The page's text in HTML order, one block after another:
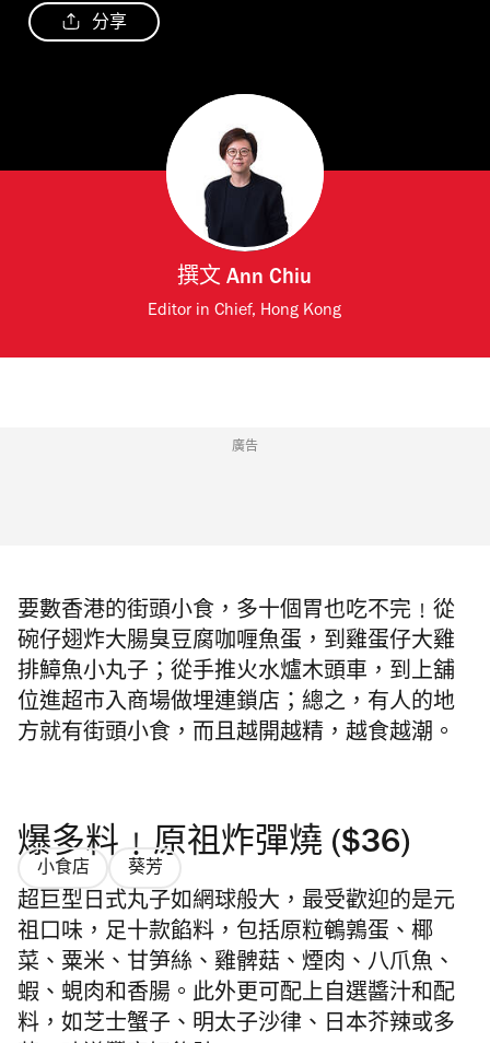
分享
撰文Ann Chiu
Editor in Chief, Hong Kong
廣告
要數香港的街頭小食，多十個胃也吃不完﹗從
碗仔翅炸大腸臭豆腐咖喱魚蛋，到雞蛋仔大雞
排鱆魚小丸子；從手推火水爐木頭車，到上舖
位進超市入商場做埋連鎖店；總之，有人的地
方就有街頭小食，而且越開越精，越食越潮。
爆多料﹗原祖炸彈燒 ($36)
小食店 葵芳
超巨型日式丸子如網球般大，最受歡迎的是元
祖口味，足十款餡料，包括原粒鵪鶉蛋、椰
菜、粟米、甘笋絲、雞髀菇、煙肉、八爪魚、
蝦、蜆肉和香腸。此外更可配上自選醬汁和配
料，如芝士蟹子、明太子沙律、日本芥辣或多